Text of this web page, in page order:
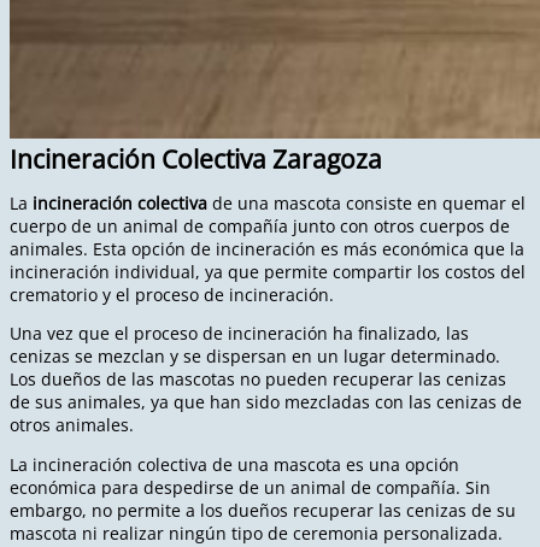
Incineración Colectiva Zaragoza
La incineración colectiva de una mascota consiste en quemar el
cuerpo de un animal de compañía junto con otros cuerpos de
animales. Esta opción de incineración es más económica que la
incineración individual, ya que permite compartir los costos del
crematorio y el proceso de incineración.
Una vez que el proceso de incineración ha finalizado, las
cenizas se mezclan y se dispersan en un lugar determinado.
Los dueños de las mascotas no pueden recuperar las cenizas
de sus animales, ya que han sido mezcladas con las cenizas de
otros animales.
La incineración colectiva de una mascota es una opción
económica para despedirse de un animal de compañía. Sin
embargo, no permite a los dueños recuperar las cenizas de su
mascota ni realizar ningún tipo de ceremonia personalizada.